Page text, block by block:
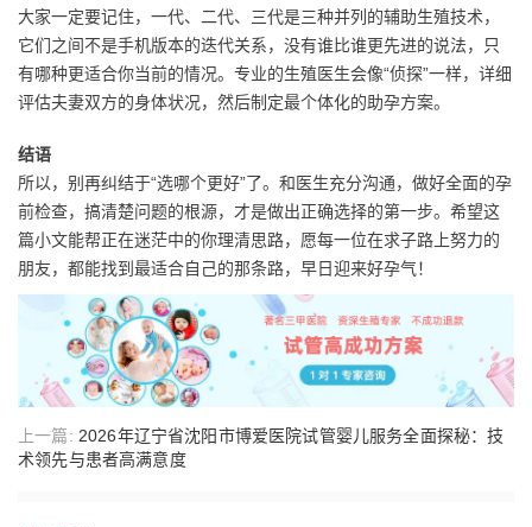
大家一定要记住，一代、二代、三代是三种并列的辅助生殖技术，
它们之间不是手机版本的迭代关系，没有谁比谁更先进的说法，只
有哪种更适合你当前的情况。专业的生殖医生会像“侦探”一样，详细
评估夫妻双方的身体状况，然后制定最个体化的助孕方案。
结语
所以，别再纠结于“选哪个更好”了。和医生充分沟通，做好全面的孕
前检查，搞清楚问题的根源，才是做出正确选择的第一步。希望这
篇小文能帮正在迷茫中的你理清思路，愿每一位在求子路上努力的
朋友，都能找到最适合自己的那条路，早日迎来好孕气！
上一篇: 2026年辽宁省沈阳市博爱医院试管婴儿服务全面探秘：技
术领先与患者高满意度